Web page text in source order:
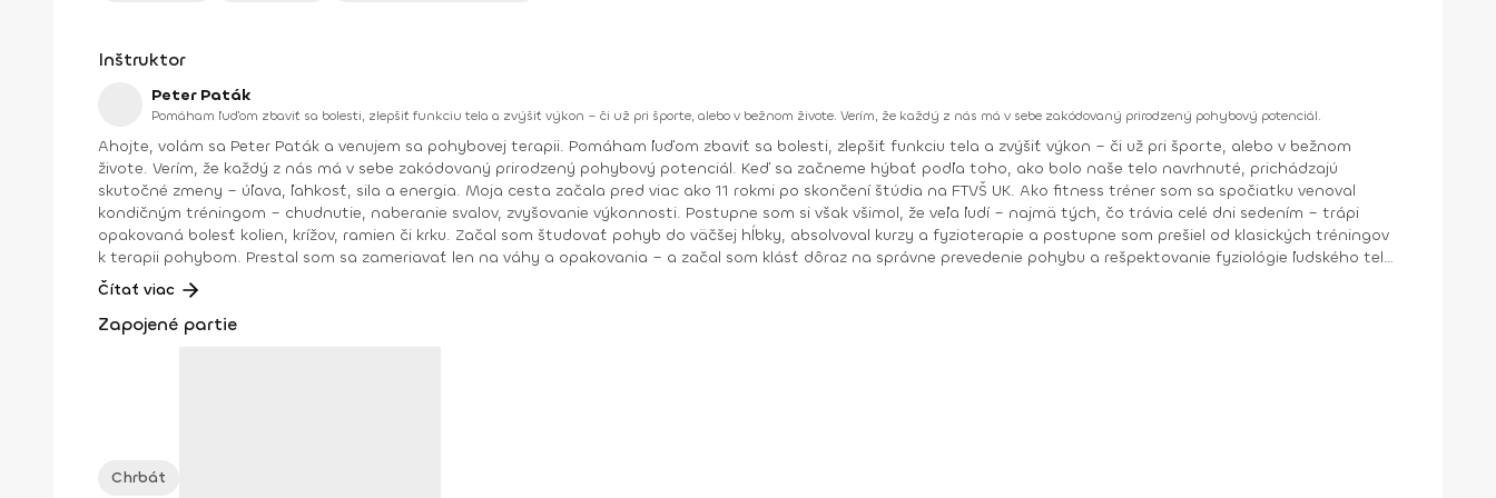
Inštruktor
Peter Paták
Pomáham ľuďom zbaviť sa bolesti, zlepšiť funkciu tela a zvýšiť výkon – či už pri športe, alebo v bežnom živote. Verím, že každý z nás má v sebe zakódovaný prirodzený pohybový potenciál.
Ahojte, volám sa Peter Paták a venujem sa pohybovej terapii. Pomáham ľuďom zbaviť sa bolesti, zlepšiť funkciu tela a zvýšiť výkon – či už pri športe, alebo v bežnom
živote. Verím, že každý z nás má v sebe zakódovaný prirodzený pohybový potenciál. Keď sa začneme hýbať podľa toho, ako bolo naše telo navrhnuté, prichádzajú
skutočné zmeny – úľava, ľahkosť, sila a energia. Moja cesta začala pred viac ako 11 rokmi po skončení štúdia na FTVŠ UK. Ako fitness tréner som sa spočiatku venoval
kondičným tréningom – chudnutie, naberanie svalov, zvyšovanie výkonnosti. Postupne som si však všimol, že veľa ľudí – najmä tých, čo trávia celé dni sedením – trápi
opakovaná bolesť kolien, krížov, ramien či krku. Začal som študovať pohyb do väčšej hĺbky, absolvoval kurzy a fyzioterapie a postupne som prešiel od klasických tréningov
k terapii pohybom. Prestal som sa zameriavať len na váhy a opakovania – a začal som klásť dôraz na správne prevedenie pohybu a rešpektovanie fyziológie ľudského tela.
Dnes pomáham ľuďom objaviť silu zdravého pohybu. Všetci síce cvičíme podobné cviky, no to, ako ich robíme, robí celý rozdiel. A práve to je mojím cieľom – odovzdať vám
tie správne informácie a techniky, aby ste z každého pohybu vyťažili maximum pre svoje zdravie. Vzdelanie: Fakulta telovýchovy a zdravia UK -odbor šport a zdravie Kurzy:
Čítať viac
Zapojené partie
Chrbát